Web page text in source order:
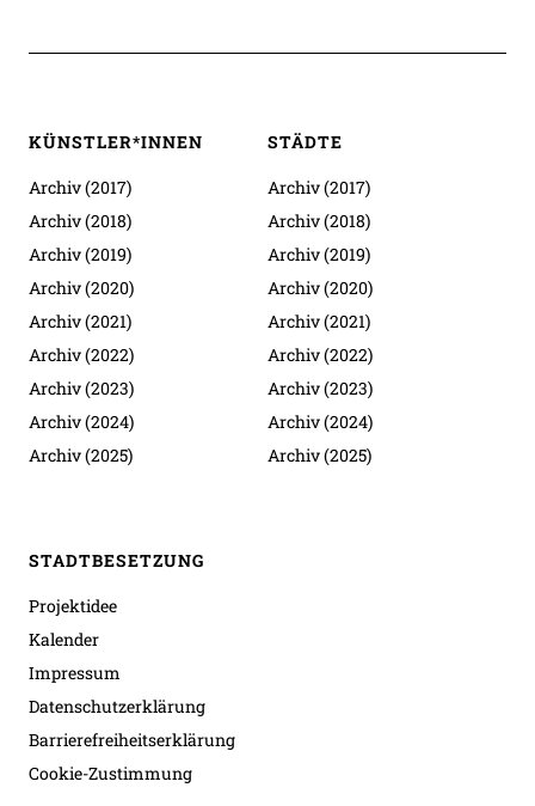
KÜNSTLER*INNEN
Archiv (2017)
Archiv (2018)
Archiv (2019)
Archiv (2020)
Archiv (2021)
Archiv (2022)
Archiv (2023)
Archiv (2024)
Archiv (2025)
STÄDTE
Archiv (2017)
Archiv (2018)
Archiv (2019)
Archiv (2020)
Archiv (2021)
Archiv (2022)
Archiv (2023)
Archiv (2024)
Archiv (2025)
STADTBESETZUNG
Projektidee
Kalender
Impressum
Datenschutzerklärung
Barrierefreiheitserklärung
Cookie-Zustimmung